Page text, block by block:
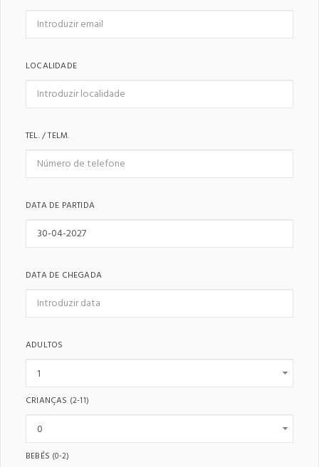
LOCALIDADE
TEL. / TELM.
DATA DE PARTIDA
DATA DE CHEGADA
ADULTOS
CRIANÇAS (2-11)
BEBÉS (0-2)